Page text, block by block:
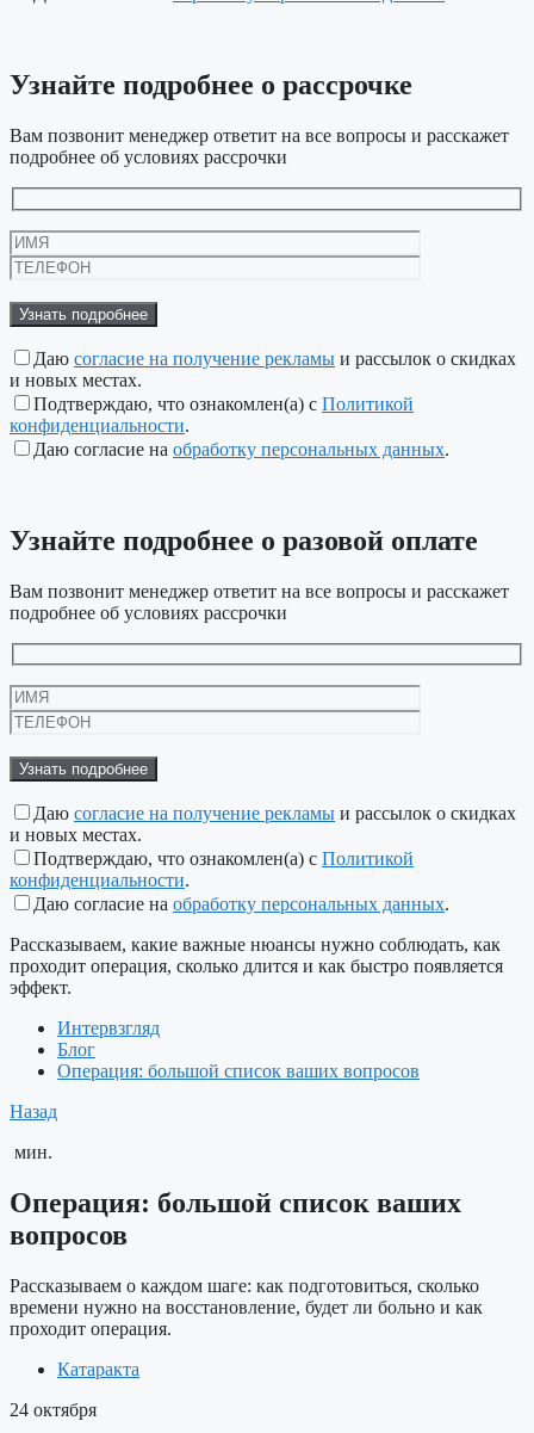
Узнайте подробнее о рассрочке
Вам позвонит менеджер ответит на все вопросы и расскажет
подробнее об условиях рассрочки
Даю согласие на получение рекламы и рассылок о скидках
и новых местах.
Подтверждаю, что ознакомлен(а) с Политикой
конфиденциальности.
Даю согласие на обработку персональных данных.
Узнайте подробнее о разовой оплате
Вам позвонит менеджер ответит на все вопросы и расскажет
подробнее об условиях рассрочки
Даю согласие на получение рекламы и рассылок о скидках
и новых местах.
Подтверждаю, что ознакомлен(а) с Политикой
конфиденциальности.
Даю согласие на обработку персональных данных.
Рассказываем, какие важные нюансы нужно соблюдать, как
проходит операция, сколько длится и как быстро появляется
эффект.
Интервзгляд
Блог
Операция: большой список ваших вопросов
Назад
мин.
Операция: большой список ваших
вопросов
Рассказываем о каждом шаге: как подготовиться, сколько
времени нужно на восстановление, будет ли больно и как
проходит операция.
Катаракта
24 октября